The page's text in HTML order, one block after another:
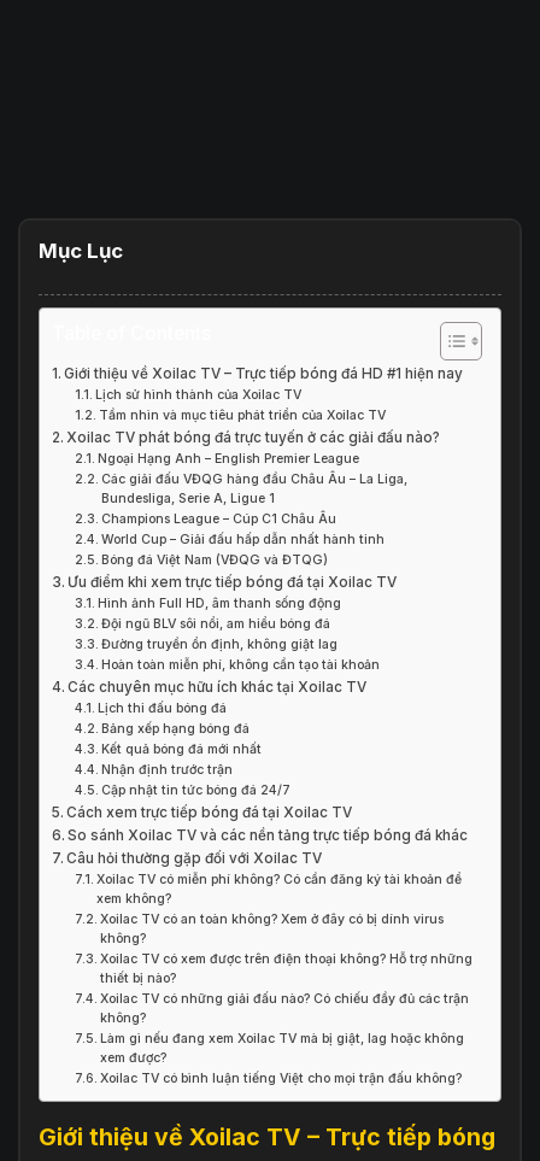
Mục Lục
Giới thiệu về Xoilac TV – Trực tiếp bóng đá HD #1 hiện nay
Lịch sử hình thành của Xoilac TV
Tầm nhìn và mục tiêu phát triển của Xoilac TV
Xoilac TV phát bóng đá trực tuyến ở các giải đấu nào?
Ngoại Hạng Anh – English Premier League
Các giải đấu VĐQG hàng đầu Châu Âu – La Liga,
Bundesliga, Serie A, Ligue 1
Champions League – Cúp C1 Châu Âu
World Cup – Giải đấu hấp dẫn nhất hành tinh
Bóng đá Việt Nam (VĐQG và ĐTQG)
Ưu điểm khi xem trực tiếp bóng đá tại Xoilac TV
Hình ảnh Full HD, âm thanh sống động
Đội ngũ BLV sôi nổi, am hiểu bóng đá
Đường truyền ổn định, không giật lag
Hoàn toàn miễn phí, không cần tạo tài khoản
Các chuyên mục hữu ích khác tại Xoilac TV
Lịch thi đấu bóng đá
Bảng xếp hạng bóng đá
Kết quả bóng đá mới nhất
Nhận định trước trận
Cập nhật tin tức bóng đá 24/7
Cách xem trực tiếp bóng đá tại Xoilac TV
So sánh Xoilac TV và các nền tảng trực tiếp bóng đá khác
Câu hỏi thường gặp đối với Xoilac TV
Xoilac TV có miễn phí không? Có cần đăng ký tài khoản để
xem không?
Xoilac TV có an toàn không? Xem ở đây có bị dính virus
không?
Xoilac TV có xem được trên điện thoại không? Hỗ trợ những
thiết bị nào?
Xoilac TV có những giải đấu nào? Có chiếu đầy đủ các trận
không?
Làm gì nếu đang xem Xoilac TV mà bị giật, lag hoặc không
xem được?
Xoilac TV có bình luận tiếng Việt cho mọi trận đấu không?
Giới thiệu về Xoilac TV – Trực tiếp bóng